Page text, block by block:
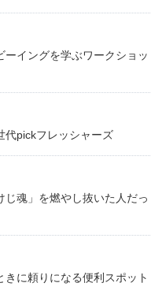
イングを学ぶワークショッ
代pickフレッシャーズ
魂」を燃やし抜いた人だっ
きに頼りになる便利スポット